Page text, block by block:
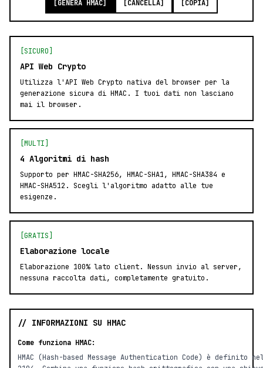
[GENERA HMAC] [CANCELLA] [COPIA]
[SICURO]
API Web Crypto
Utilizza l'API Web Crypto nativa del browser per la
generazione sicura di HMAC. I tuoi dati non lasciano
mai il browser.
[MULTI]
4 Algoritmi di hash
Supporto per HMAC-SHA256, HMAC-SHA1, HMAC-SHA384 e
HMAC-SHA512. Scegli l'algoritmo adatto alle tue
esigenze.
[GRATIS]
Elaborazione locale
Elaborazione 100% lato client. Nessun invio al server,
nessuna raccolta dati, completamente gratuito.
// INFORMAZIONI SU HMAC
Come funziona HMAC:
HMAC (Hash-based Message Authentication Code) è definito